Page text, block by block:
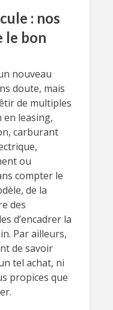
: nos
le bon
nouveau
doute, mais
de multiples
en leasing,
carburant
ou
compter le
de la
des
d’encadrer la
Par ailleurs,
de savoir
tel achat, ni
propices que